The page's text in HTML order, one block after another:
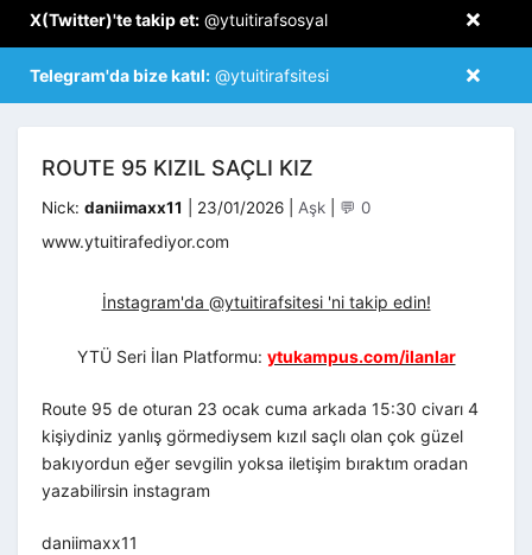
×
X(Twitter)'te takip et: @ytuitirafsosyal
×
Telegram'da bize katıl: @ytuitirafsitesi
ROUTE 95 KIZIL SAÇLI KIZ
Nick: daniimaxx11 23/01/2026 Kategoriler
Aşk 💬 0
www.ytuitirafediyor.com
İnstagram'da @ytuitirafsitesi 'ni takip edin!
YTÜ Seri İlan Platformu: ytukampus.com/ilanlar
Route 95 de oturan 23 ocak cuma arkada 15:30 civarı 4
kişiydiniz yanlış görmediysem kızıl saçlı olan çok güzel
bakıyordun eğer sevgilin yoksa iletişim bıraktım oradan
yazabilirsin instagram
daniimaxx11